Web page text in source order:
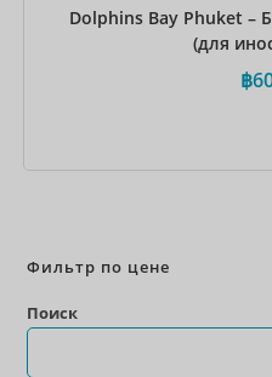
Dolphins Bay Phuket –
(для
฿
Фильтр по цене
Поиск